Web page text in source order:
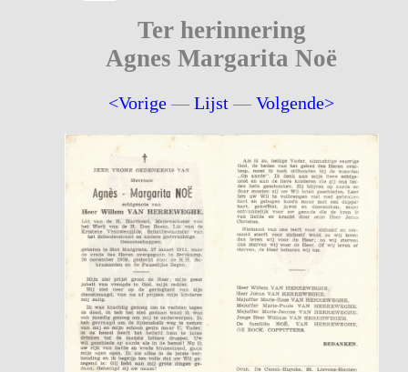
Ter herinnering
Agnes Margarita Noë
<Vorige —Lijst —Volgende>